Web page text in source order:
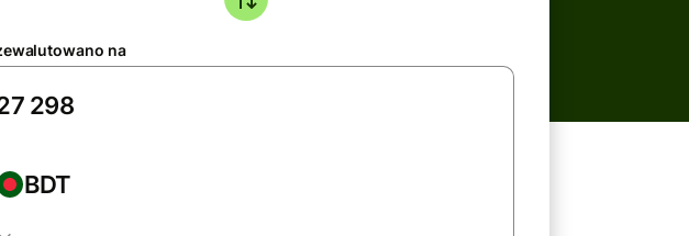
na
BDT